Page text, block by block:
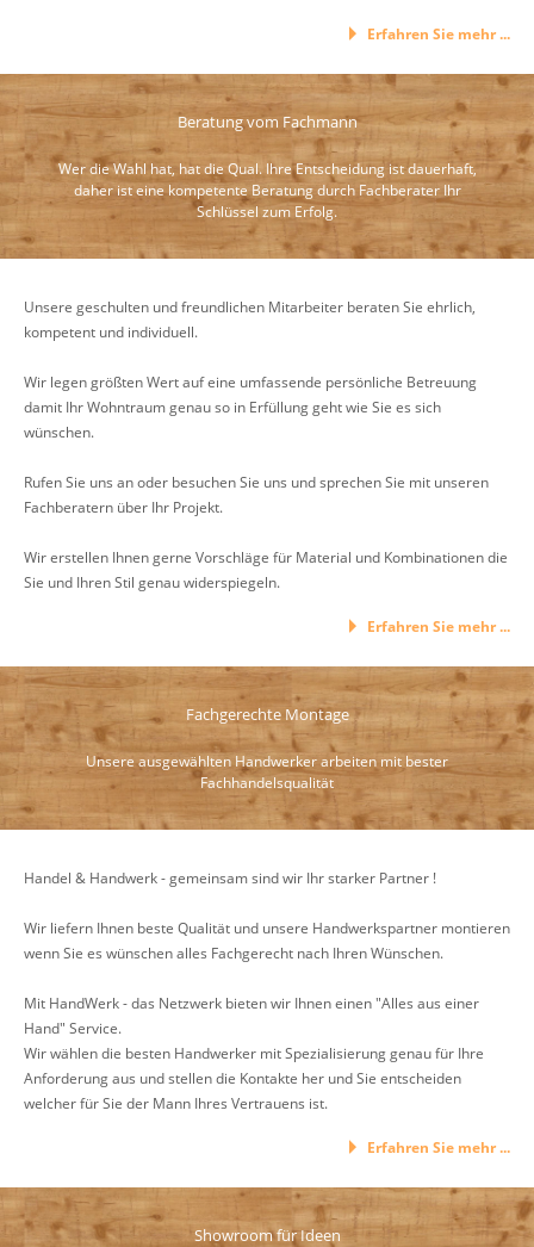
Erfahren Sie mehr ...
Beratung vom Fachmann
Wer die Wahl hat, hat die Qual. Ihre Entscheidung ist dauerhaft,
daher ist eine kompetente Beratung durch Fachberater Ihr
Schlüssel zum Erfolg.
Unsere geschulten und freundlichen Mitarbeiter beraten Sie ehrlich,
kompetent und individuell.
Wir legen größten Wert auf eine umfassende persönliche Betreuung
damit Ihr Wohntraum genau so in Erfüllung geht wie Sie es sich
wünschen.
Rufen Sie uns an oder besuchen Sie uns und sprechen Sie mit unseren
Fachberatern über Ihr Projekt.
Wir erstellen Ihnen gerne Vorschläge für Material und Kombinationen die
Sie und Ihren Stil genau widerspiegeln.
Erfahren Sie mehr ...
Fachgerechte Montage
Unsere ausgewählten Handwerker arbeiten mit bester
Fachhandelsqualität
Handel & Handwerk - gemeinsam sind wir Ihr starker Partner !
Wir liefern Ihnen beste Qualität und unsere Handwerkspartner montieren
wenn Sie es wünschen alles Fachgerecht nach Ihren Wünschen.
Mit HandWerk - das Netzwerk bieten wir Ihnen einen "Alles aus einer
Hand" Service.
Wir wählen die besten Handwerker mit Spezialisierung genau für Ihre
Anforderung aus und stellen die Kontakte her und Sie entscheiden
welcher für Sie der Mann Ihres Vertrauens ist.
Erfahren Sie mehr ...
Showroom für Ideen